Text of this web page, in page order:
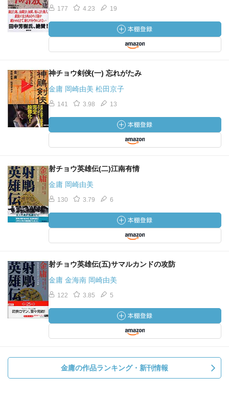
177 4.23 19
神チョウ剣侠(一) 忘れがたみ
金庸 岡崎由美 松田京子
141 3.98 13
射チョウ英雄伝(二)江南有情
金庸 岡崎由美
130 3.79 6
射チョウ英雄伝(五)サマルカンドの攻防
金庸 金海南 岡崎由美
122 3.85 5
金庸の作品ランキング・新刊情報